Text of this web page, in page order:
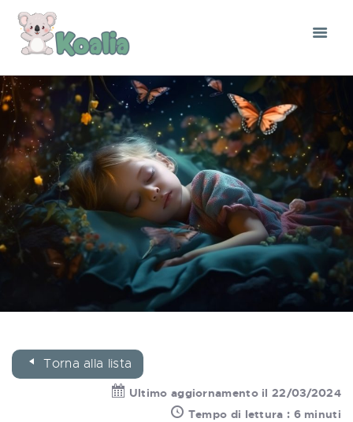
Torna alla lista
Ultimo aggiornamento il 22/03/2024
Tempo di lettura : 6 minuti